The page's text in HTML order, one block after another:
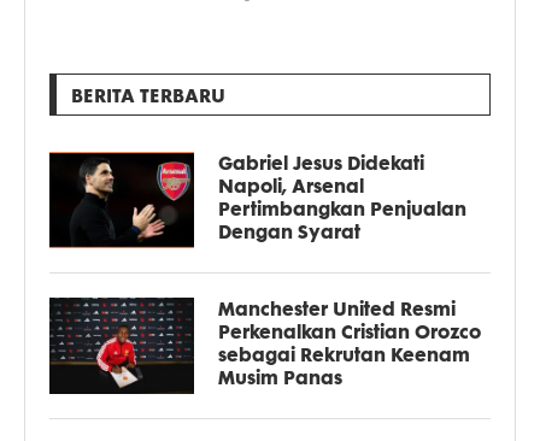
BERITA TERBARU
Gabriel Jesus Didekati
Napoli, Arsenal
Pertimbangkan Penjualan
Dengan Syarat
Manchester United Resmi
Perkenalkan Cristian Orozco
sebagai Rekrutan Keenam
Musim Panas